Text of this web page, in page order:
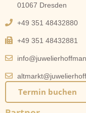
01067 Dresden
+49 351 48432880
+49 351 48432881
Termin buchen